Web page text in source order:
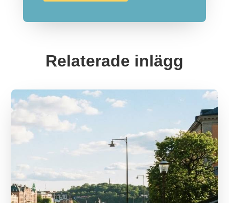
Relaterade inlägg